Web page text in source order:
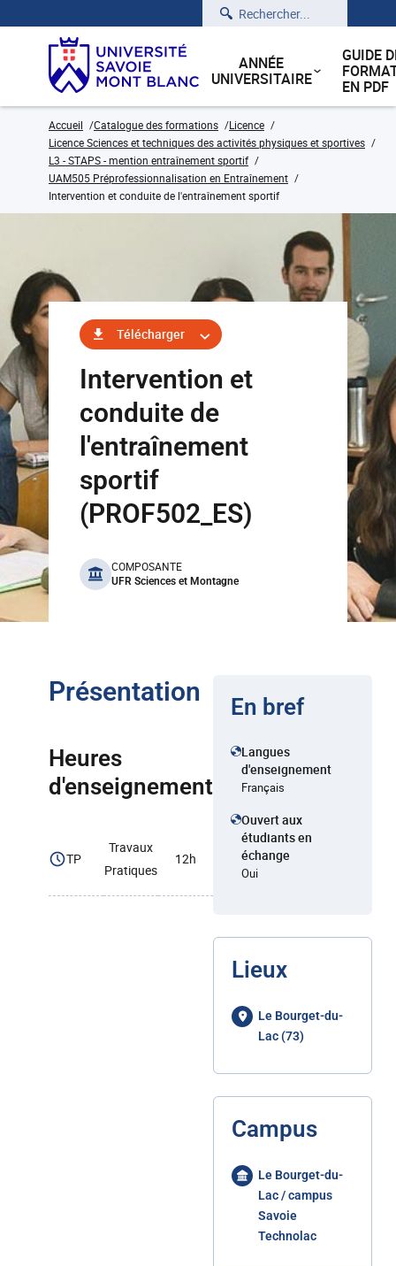
Rechercher
ANNÉE
UNIVERSITAIRE
GUIDE
EN PDF
Accueil Catalogue des formations
Licence
Licence Sciences et techniques des activités physiques et sportives
L3 - STAPS - mention entraînement sportif
UAM505 Préprofessionnalisation en Entraînement
Intervention et conduite de l'entraînement sportif
Télécharger
Intervention et
conduite de
l'entraînement
sportif
(PROF502_ES)
benefits
COMPOSANTE
UFR Sciences et Montagne
Présentation
Heures
d'enseignement
TP
Travaux
Pratiques
12h
En bref
Langues
d'enseignement
Français
Ouvert aux
étudiants en
échange
Oui
Lieux
Le Bourget-du-
Lac (73)
Campus
Le Bourget-du-
Lac / campus
Savoie
Technolac